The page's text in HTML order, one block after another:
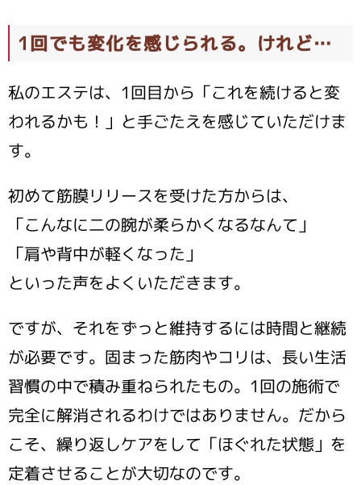
1回でも変化を感じられる。けれど…
私のエステは、1回目から「これを続けると変
われるかも！」と手ごたえを感じていただけま
す。
初めて筋膜リリースを受けた方からは、
「こんなに二の腕が柔らかくなるなんて」
「肩や背中が軽くなった」
といった声をよくいただきます。
ですが、それをずっと維持するには時間と継続
が必要です。固まった筋肉やコリは、長い生活
習慣の中で積み重ねられたもの。1回の施術で
完全に解消されるわけではありません。だから
こそ、繰り返しケアをして「ほぐれた状態」を
定着させることが大切なのです。